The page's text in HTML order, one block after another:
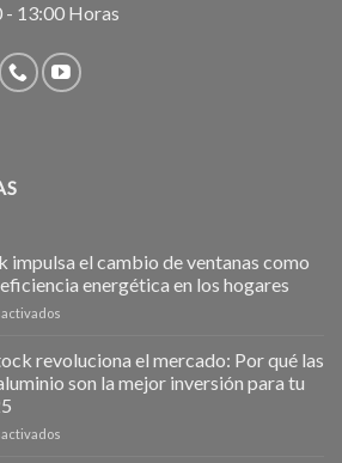
- 13:00 Horas
impulsa el cambio de ventanas como
energética en los hogares
impulsa
el
cambio
revoluciona el mercado: Por qué las
son la mejor inversión para tu